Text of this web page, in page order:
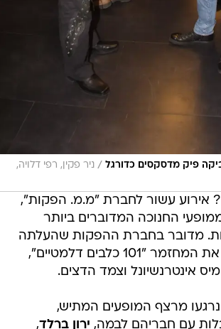
פיק מדסקסים כדורגל / ניר פקין, רפי דלויה,
אירוע עשור לחברת "מ.מ. הפקות",
החנוכה המדוברים ביותר
מדובר בחברת ההפקות שהעלתה
בחג הסופגניות את המחזמר "101 כלבים דלמטיים",
אינטרנשיונל וצמד הדצים.
מרצף המופעים המתיש,
עם חבריהם לבמה, ירון ברלד,